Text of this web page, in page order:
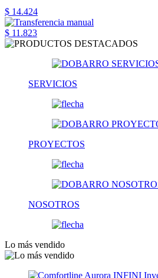
$ 14.424
$ 11.823
SERVICIOS
PROYECTOS
NOSOTROS
Lo más vendido